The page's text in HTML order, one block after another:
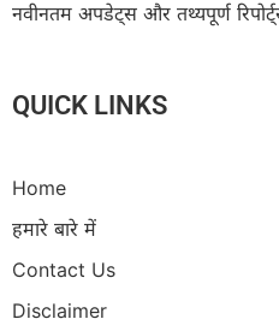
नवीनतम अपडेट्स और तथ्यपूर्ण
QUICK LINKS
Home
हमारे बारे में
Contact Us
Disclaimer